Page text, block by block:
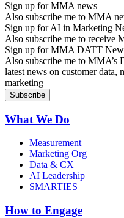
Sign up for MMA news
Also subscribe me to MMA
Sign up for AI in Marketing
Also subscribe me to receive
Sign up for MMA DATT
Also subscribe me to MMA’s
latest news on customer data,
marketing
What We Do
Measurement
Marketing Org
Data & CX
AI Leadership
SMARTIES
How to Engage